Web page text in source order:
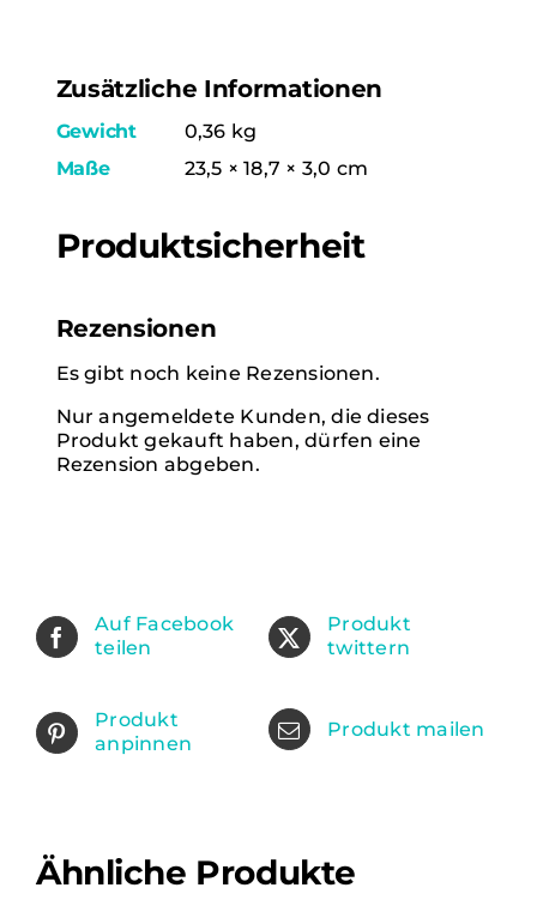
Zusätzliche Informationen
Gewicht
0,36 kg
Maße
23,5 × 18,7 × 3,0 cm
Produktsicherheit
Rezensionen
Es gibt noch keine Rezensionen.
Nur angemeldete Kunden, die dieses
Produkt gekauft haben, dürfen eine
Rezension abgeben.
Auf Facebook
teilen
Produkt
twittern
Produkt
anpinnen
Produkt mailen
Ähnliche Produkte